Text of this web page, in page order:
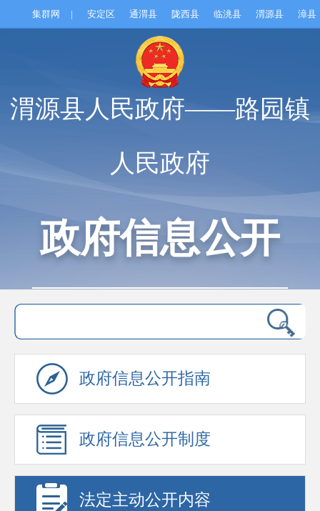
集群网 | 安定区 通渭县 陇西县 临洮县 渭源县 漳县
渭源县人民政府——路园镇
人民政府
政府信息公开
政府信息公开指南
政府信息公开制度
法定主动公开内容